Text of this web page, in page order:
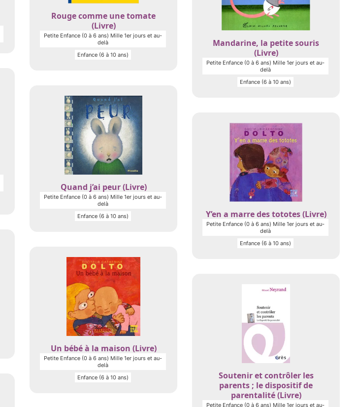
Rouge comme une tomate
(Livre)
Petite Enfance (0 à 6 ans) Mille 1er jours et au-
delà
Enfance (6 à 10 ans)
Mandarine, la petite souris
(Livre)
Petite Enfance (0 à 6 ans) Mille 1er jours et au-
delà
Enfance (6 à 10 ans)
Quand j’ai peur (Livre)
Petite Enfance (0 à 6 ans) Mille 1er jours et au-
delà
Enfance (6 à 10 ans)
Y’en a marre des tototes (Livre)
Petite Enfance (0 à 6 ans) Mille 1er jours et au-
delà
Enfance (6 à 10 ans)
Un bébé à la maison (Livre)
Petite Enfance (0 à 6 ans) Mille 1er jours et au-
delà
Enfance (6 à 10 ans)
Soutenir et contrôler les
parents ; le dispositif de
parentalité (Livre)
Petite Enfance (0 à 6 ans) Mille 1er jours et au-